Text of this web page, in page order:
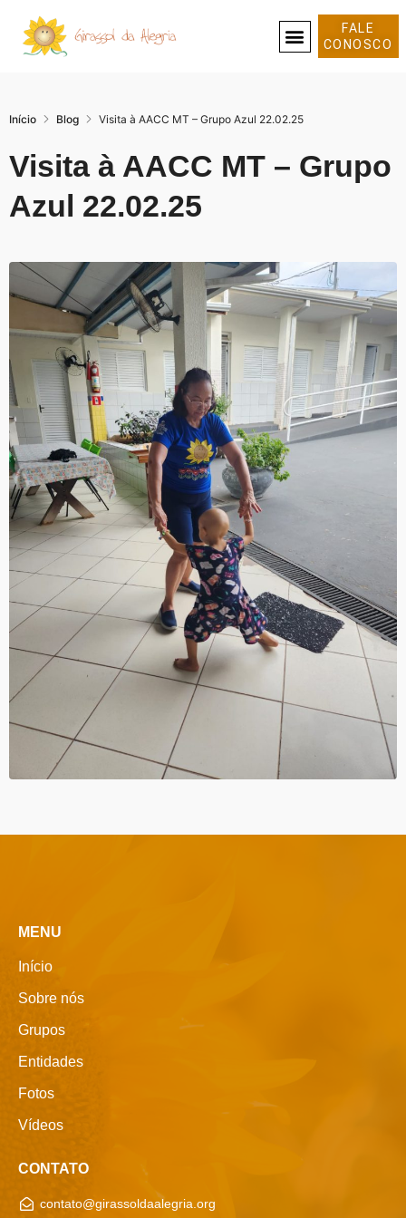
FALE
CONOSCO
Início Blog Visita à AACC MT – Grupo Azul 22.02.25
Visita à AACC MT – Grupo
Azul 22.02.25
MENU
Início
Sobre nós
Grupos
Entidades
Fotos
Vídeos
CONTATO
contato@girassoldaalegria.org